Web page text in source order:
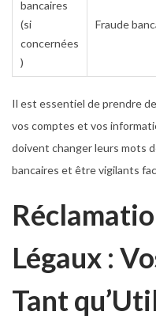
bancaires
(si
concernées
)
Fraude
Il est essentiel de prendre
vos comptes et vos
doivent changer leurs mots
bancaires et être vigilants
Légaux :
Tant